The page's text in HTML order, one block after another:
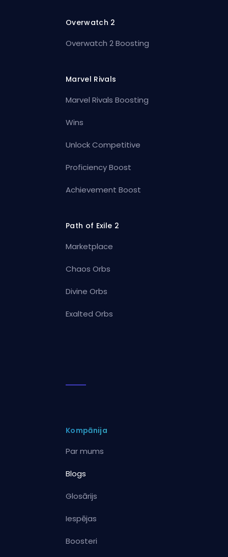
Overwatch 2
Overwatch 2 Boosting
Marvel Rivals
Marvel Rivals Boosting
Wins
Unlock Competitive
Proficiency Boost
Achievement Boost
Path of Exile 2
Marketplace
Chaos Orbs
Divine Orbs
Exalted Orbs
Kompānija
Par mums
Blogs
Glosārijs
Iespējas
Boosteri